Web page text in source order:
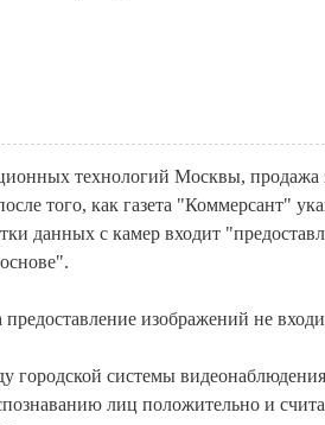
технологий Москвы, продажа
того, как газета "Коммерсант"
данных с камер входит
изображений не
системы
лиц положительно и